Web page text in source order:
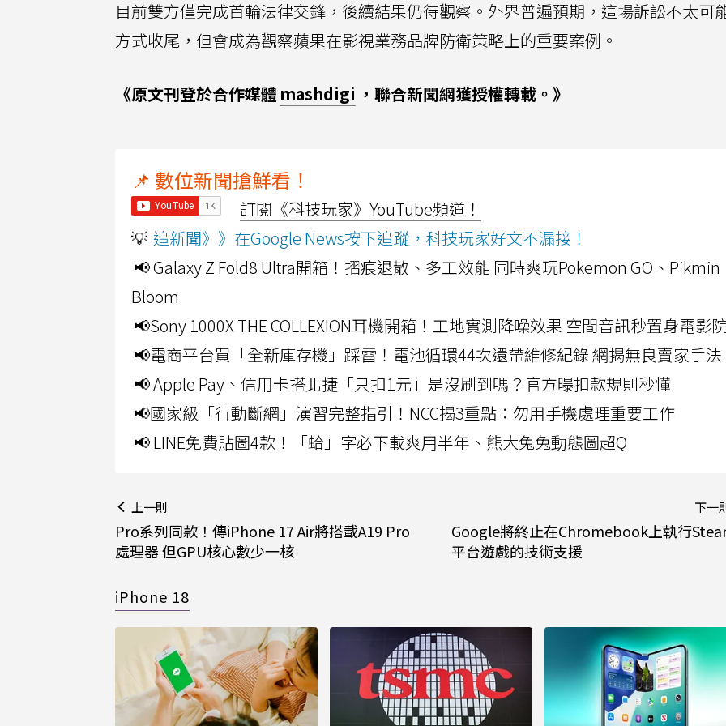
目前雙方僅完成首輪法律交鋒，後續結果仍待觀察。外界普遍預期，這場訴訟不太可
方式收尾，但會成為觀察蘋果在影視業務品牌防衛策略上的重要案例。
《原文刊登於合作媒體 mashdigi ，聯合新聞網獲授權轉載。》
📌 數位新聞搶鮮看！
訂閱《科技玩家》YouTube頻道！
💡 追新聞》》在Google News按下追蹤，科技玩家好文不漏接！
📢 Galaxy Z Fold8 Ultra開箱！摺痕退散、多工效能 同時爽玩Pokemon GO、Pikmin
Bloom
📢Sony 1000X THE COLLEXION耳機開箱！工地實測降噪效果 空間音訊秒置身電影
📢電商平台買「全新庫存機」踩雷！電池循環44次還帶維修紀錄 網揭無良賣家手法
📢 Apple Pay、信用卡搭北捷「只扣1元」是沒刷到嗎？官方曝扣款規則秒懂
📢國家級「行動斷網」演習完整指引！NCC揭3重點：勿用手機處理重要工作
📢 LINE免費貼圖4款！「蛤」字必下載爽用半年、熊大兔兔動態圖超Q
上一則
Pro系列同款！傳iPhone 17 Air將搭載A19 Pro
處理器 但GPU核心數少一核
下一
Google將終止在Chromebook上執行
平台遊戲的技術支援
iPhone 18